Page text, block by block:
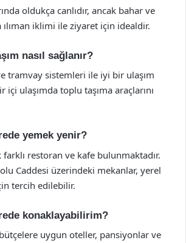
oldukça canlıdır, ancak bahar ve
ılıman iklimi ile ziyaret için idealdir.
nasıl sağlanır?
tramvay sistemleri ile iyi bir ulaşım
içi ulaşımda toplu taşıma araçlarını
yemek yenir?
farklı restoran ve kafe bulunmaktadır.
Caddesi üzerindeki mekanlar, yerel
tercih edilebilir.
konaklayabilirim?
bütçelere uygun oteller, pansiyonlar ve